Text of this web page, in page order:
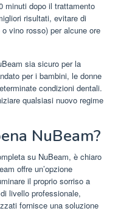
minuti dopo il trattamento
risultati, evitare di
vino rosso) per alcune ore
sia sicuro per la
per i bambini, le donne
condizioni dentali.
qualsiasi nuovo regime
NuBeam?
su NuBeam, è chiaro
offre un’opzione
il proprio sorriso a
livello professionale,
fornisce una soluzione